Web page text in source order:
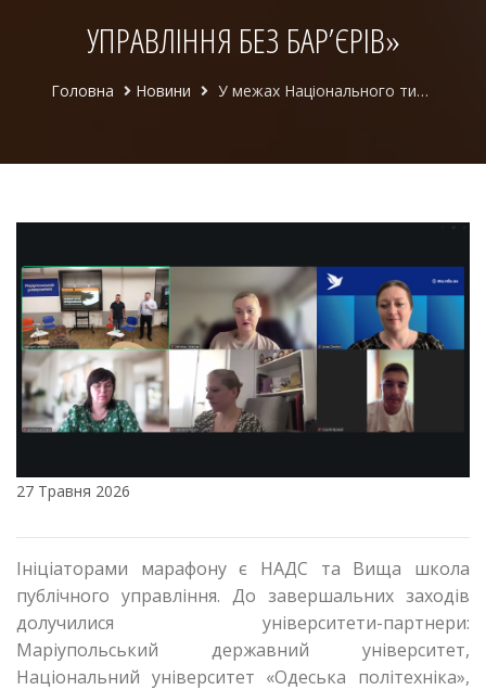
УПРАВЛІННЯ БЕЗ БАР’ЄРІВ»
Головна Новини У межах Національного тижня безбар’єрності завершився другий етап Освітнього марафону «Публічне управління без бар’єрів»
27 Травня 2026
Ініціаторами марафону є НАДС та Вища школа
публічного управління. До завершальних заходів
долучилися університети-партнери:
Маріупольський державний університет,
Національний університет «Одеська політехніка»,